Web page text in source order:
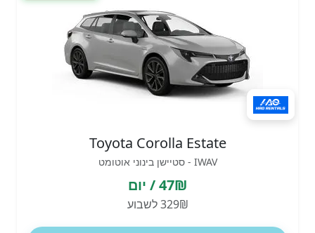
Toyota Corolla Estate
IWAV - סטיישן בינוני אוטומט
47₪ / יום
329₪ לשבוע